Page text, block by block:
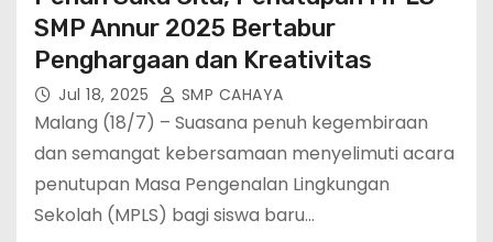
SMP Annur 2025 Bertabur
Penghargaan dan Kreativitas
Jul 18, 2025 SMP CAHAYA
Malang (18/7) – Suasana penuh kegembiraan
dan semangat kebersamaan menyelimuti acara
penutupan Masa Pengenalan Lingkungan
Sekolah (MPLS) bagi siswa baru…